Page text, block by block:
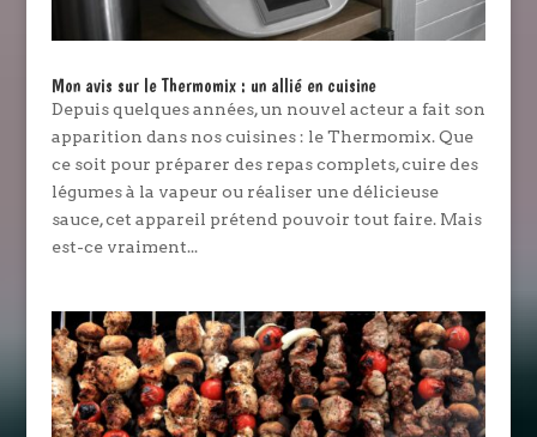
Mon avis sur le Thermomix : un allié en cuisine
Depuis quelques années, un nouvel acteur a fait son
apparition dans nos cuisines : le Thermomix. Que
ce soit pour préparer des repas complets, cuire des
légumes à la vapeur ou réaliser une délicieuse
sauce, cet appareil prétend pouvoir tout faire. Mais
est-ce vraiment...